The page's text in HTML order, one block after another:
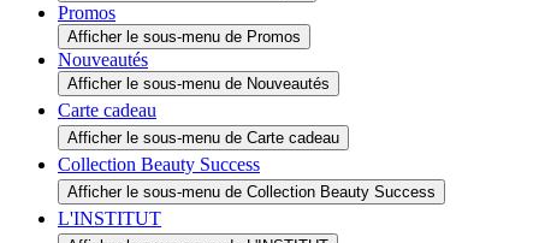
Afficher le sous-menu de Tous les produits
Idées cadeaux
Afficher le sous-menu de Idées cadeaux
Marques
Afficher le sous-menu de Marques
Promos
Afficher le sous-menu de Promos
Nouveautés
Afficher le sous-menu de Nouveautés
Carte cadeau